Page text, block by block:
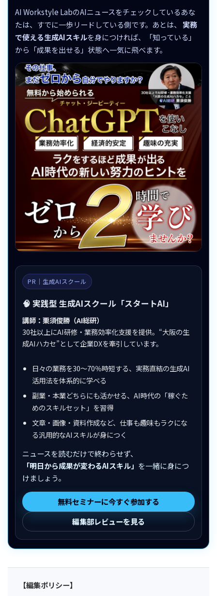
AI Workstyle LabのAIニュースをチェックしているあな
たは、すでに一歩リードしている側です。あとは、 実務
で使える生成AIスキルを身につければ、「知っている」
から「成果を出せる」状態へ一気に飛べます。
PR｜生成AIスクール
🧠 実践型 生成AIスクール「スタートAI」
講師：栗須俊勝（AI総研）
30社以上にAI研修・業務効率化支援を提供。“大阪の生
成AIハカセ”として企業DXを牽引しています。
日々の業務を30〜70％時短する、実務直結の生成AI
活用法を体系的に学べる
副業・本業どちらにも活かせる、AI時代の「稼ぐた
めのスキルセット」を習得
文章・画像・資料作成など、仕事も趣味もラクにな
る汎用的なAIスキルが身につく
ニュースを読むだけで終わらせず、
「明日から成果が変わるAIスキル」 を一緒に身につ
けましょう。
無料セミナーに今すぐ参加する
編集部レビューを見る
【編集ポリシー】